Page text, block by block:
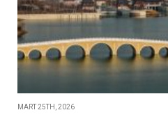
MART 25TH, 2026